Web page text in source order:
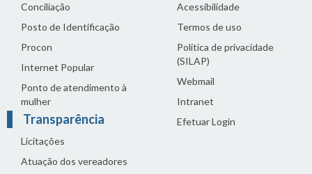
Conciliação
Posto de Identificação
Procon
Internet Popular
Ponto de atendimento à
mulher
Transparência
Licitações
Atuação dos vereadores
Acessibilidade
Termos de uso
Política de privacidade
(SILAP)
Webmail
Intranet
Efetuar Login